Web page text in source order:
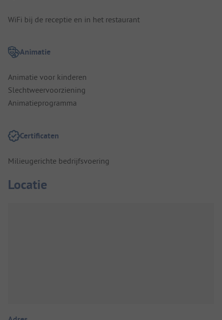
WiFi bij de receptie en in het restaurant
Animatie
Animatie voor kinderen
Slechtweervoorziening
Animatieprogramma
Certificaten
Milieugerichte bedrijfsvoering
Locatie